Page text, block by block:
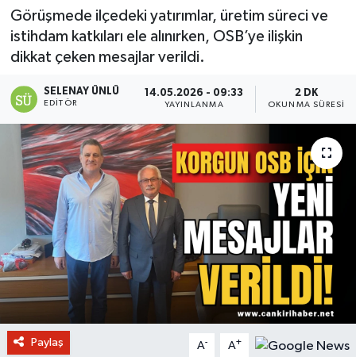
Görüşmede ilçedeki yatırımlar, üretim süreci ve
istihdam katkıları ele alınırken, OSB’ye ilişkin
dikkat çeken mesajlar verildi.
SELENAY ÜNLÜ
EDITÖR
14.05.2026 - 09:33
YAYINLANMA
2 DK
OKUNMA SÜRESI
Paylaş A- A+